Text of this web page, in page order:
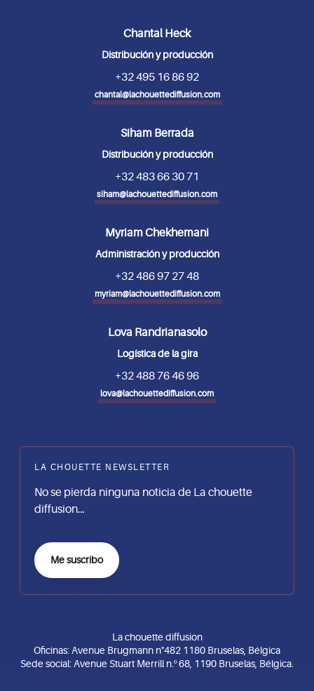
Chantal Heck
Distribución y producción
+32 495 16 86 92
chantal@lachouettediffusion.com
Siham Berrada
Distribución y producción
+32 483 66 30 71
siham@lachouettediffusion.com
Myriam Chekhemani
Administración y producción
+32 486 97 27 48
myriam@lachouettediffusion.com
Lova Randrianasolo
Logística de la gira
+32 488 76 46 96
lova@lachouettediffusion.com
LA CHOUETTE NEWSLETTER
No se pierda ninguna noticia de La chouette
diffusion…
Me suscribo
La chouette diffusion
Oficinas: Avenue Brugmann n°482 1180 Bruselas, Bélgica
Sede social: Avenue Stuart Merrill n.º 68, 1190 Bruselas, Bélgica.